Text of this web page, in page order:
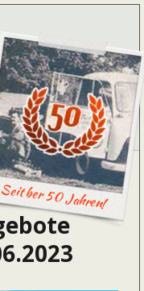
ber 50 Jahren!